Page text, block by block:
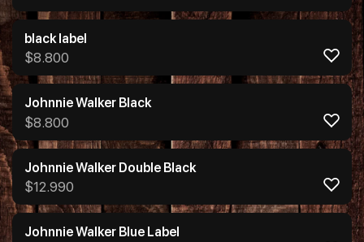
black label
$8.800
Johnnie Walker Black
$8.800
Johnnie Walker Double Black
$12.990
Johnnie Walker Blue Label